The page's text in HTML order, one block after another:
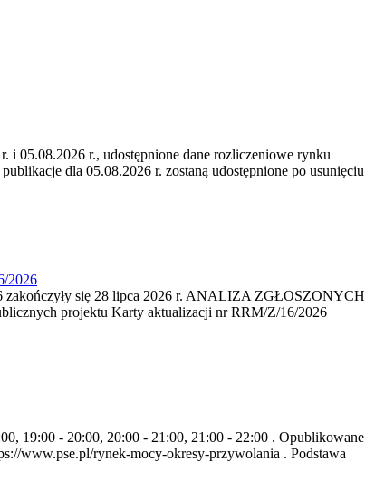
i 05.08.2026 r., udostępnione dane rozliczeniowe rynku
dla 05.08.2026 r. zostaną udostępnione po usunięciu
2026
się 28 lipca 2026 r. ANALIZA ZGŁOSZONYCH
projektu Karty aktualizacji nr RRM/Z/16/2026
19:00 - 20:00, 20:00 - 21:00, 21:00 - 22:00 . Opublikowane
www.pse.pl/rynek-mocy-okresy-przywolania . Podstawa